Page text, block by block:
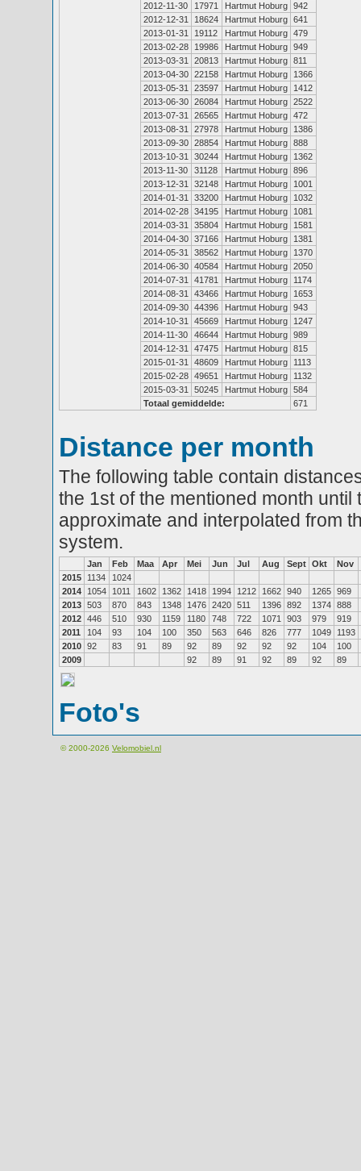
2012-11-30
17971 Hartmut Hoburg 942
2012-12-31
18624 Hartmut Hoburg 641
2013-01-31
19112 Hartmut Hoburg 479
2013-02-28
19986 Hartmut Hoburg 949
2013-03-31
20813 Hartmut Hoburg 811
2013-04-30 22158 Hartmut Hoburg
1366
2013-05-31
23597 Hartmut Hoburg
1412
2013-06-30 26084 Hartmut Hoburg 2522
2013-07-31
26565 Hartmut Hoburg 472
2013-08-31
27978 Hartmut Hoburg
1386
2013-09-30 28854 Hartmut Hoburg 888
2013-10-31
30244 Hartmut Hoburg
1362
2013-11-30
31128 Hartmut Hoburg 896
2013-12-31
32148 Hartmut Hoburg
1001
2014-01-31
33200 Hartmut Hoburg
1032
2014-02-28 34195 Hartmut Hoburg
1081
2014-03-31
35804 Hartmut Hoburg
1581
2014-04-30 37166 Hartmut Hoburg
1381
2014-05-31
38562 Hartmut Hoburg
1370
2014-06-30 40584 Hartmut Hoburg 2050
2014-07-31
41781 Hartmut Hoburg
1174
2014-08-31
43466 Hartmut Hoburg
1653
2014-09-30 44396 Hartmut Hoburg 943
2014-10-31
45669 Hartmut Hoburg
1247
2014-11-30
46644 Hartmut Hoburg 989
2014-12-31
47475 Hartmut Hoburg 815
2015-01-31
48609 Hartmut Hoburg
1113
2015-02-28 49651 Hartmut Hoburg
1132
2015-03-31
50245 Hartmut Hoburg 584
Totaal gemiddelde:
671
Distance per month
The following table contain
the 1st of the mentioned month
approximate and interpolated from
system.
Jan Feb Maa Apr Mei Jun Jul Aug Sept Okt
Nov
2015
1134
1024
2014
1054 1011 1602 1362 1418 1994 1212 1662 940 1265 969
2013 503 870 843 1348 1476 2420 511 1396 892 1374 888
2012 446 510 930 1159 1180 748 722 1071 903 979
919
2011
104 93 104 100 350 563 646 826 777 1049
1193
2010 92 83 91 89 92 89 92 92 92 104
100
2009
92 89 91 92 89 92 89
Foto's
© 2000-2026 Velomobiel.nl